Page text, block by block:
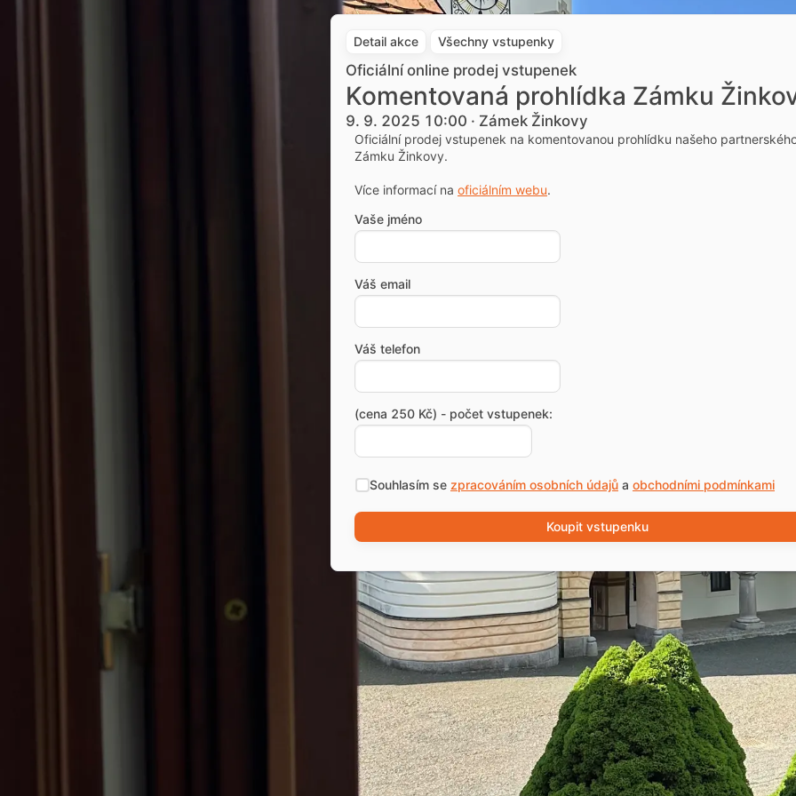
Detail akce Všechny vstupenky
Oficiální online prodej vstupenek
Komentovaná prohlídka Zámku
9. 9. 2025 10:00 · Zámek Žinkovy
Oficiální prodej vstupenek na komentovanou prohlídku našeho
Zámku Žinkovy.
Více informací na oficiálním webu.
Vaše jméno
Váš email
Váš telefon
(cena 250 Kč) - počet vstupenek:
Souhlasím se zpracováním osobních údajů a obchodními podmínkami
Koupit vstupenku